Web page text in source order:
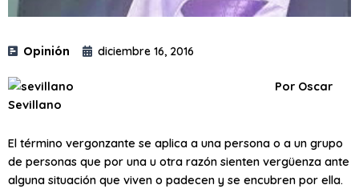
Opinión diciembre 16, 2016
Por Oscar
Sevillano
El término vergonzante se aplica a una persona o a un grupo
de personas que por una u otra razón sienten vergüenza ante
alguna situación que viven o padecen y se encubren por ella.